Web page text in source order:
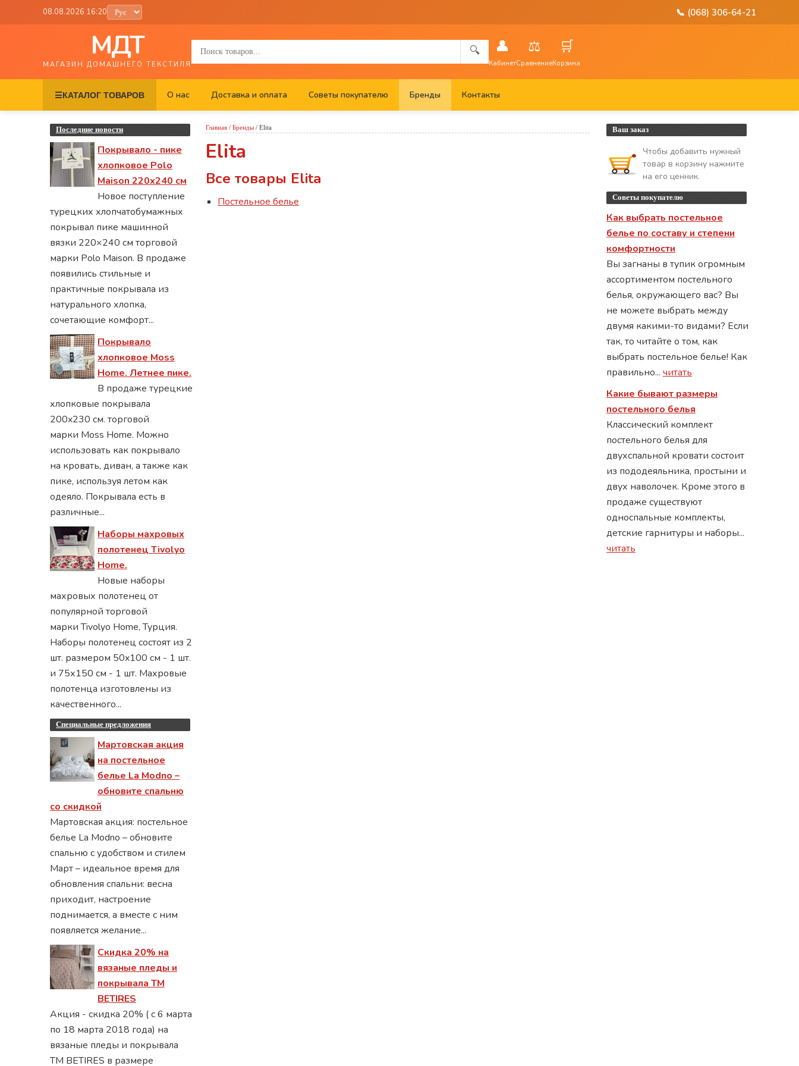
08.08.2026 16:20 📞 (068) 306-64-21
МДТ
МАГАЗИН ДОМАШНЕГО ТЕКСТИЛЯ
🔍 👤
Кабинет
⚖️
Сравнение
🛒
Корзина
☰КАТАЛОГ ТОВАРОВ О нас Доставка и оплата Советы покупателю Бренды Контакты
Последние новости
Покрывало - пике
хлопковое Polo
Maison 220х240 см
Новое поступление
турецких хлопчатобумажных
покрывал пике машинной
вязки 220×240 см торговой
марки Polo Maison. В продаже
появились стильные и
практичные покрывала из
натурального хлопка,
сочетающие комфорт...
Покрывало
хлопковое Moss
Home. Летнее пике.
В продаже турецкие
хлопковые покрывала
200x230 см. торговой
марки Moss Home. Можно
использовать как покрывало
на кровать, диван, а также как
пике, используя летом как
одеяло. Покрывала есть в
различные...
Наборы махровых
полотенец Tivolyo
Home.
Новые наборы
махровых полотенец от
популярной торговой
марки Tivolyo Home, Турция.
Наборы полотенец состоят из 2
шт. размером 50x100 см - 1 шт.
и 75х150 см - 1 шт. Махровые
полотенца изготовлены из
качественного...
Специальные предложения
Мартовская акция
на постельное
белье La Modno –
обновите спальню
со скидкой
Мартовская акция: постельное
белье La Modno – обновите
спальню с удобством и стилем
Март – идеальное время для
обновления спальни: весна
приходит, настроение
поднимается, а вместе с ним
появляется желание...
Скидка 20% на
вязаные пледы и
покрывала ТМ
BETIRES
Акция - скидка 20% ( с 6 марта
по 18 марта 2018 года) на
вязаные пледы и покрывала
ТМ BETIRES в размере
Главная / Бренды / Elita
Elita
Все товары Elita
Постельное белье
Ваш заказ
Чтобы добавить нужный
товар в корзину нажмите
на его ценник.
Советы покупателю
Как выбрать постельное
белье по составу и степени
комфортности
Вы загнаны в тупик огромным
ассортиментом постельного
белья, окружающего вас? Вы
не можете выбрать между
двумя какими-то видами? Если
так, то читайте о том, как
выбрать постельное белье! Как
правильно... читать
Какие бывают размеры
постельного белья
Классический комплект
постельного белья для
двухспальной кровати состоит
из пододеяльника, простыни и
двух наволочек. Кроме этого в
продаже существуют
односпальные комплекты,
детские гарнитуры и наборы...
читать